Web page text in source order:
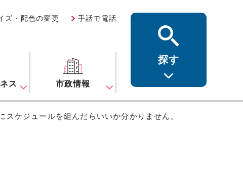
ズ・配色の変更 手話で電話
ス 市政情報
探す
ケジュールを組んだらいいか分かりません。